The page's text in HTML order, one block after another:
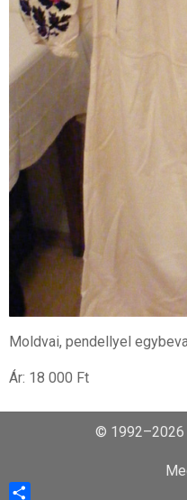
Moldvai, pendellyel
Ár: 18 000 Ft
© 1992–2026